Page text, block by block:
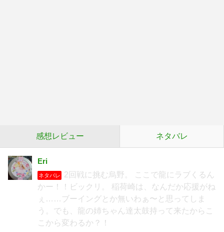
感想レビュー ネタバレ
Eri
ネタバレ
2回戦に挑む烏野。 ここで龍にラブくるん
かー！！ビックリ。 稲荷崎は、なんだか応援がね
ぇ……ブーイングとか無いわぁ〜と思ってしま
う。でも、龍の姉ちゃん達太鼓持って来たからこ
こから変わるか？！